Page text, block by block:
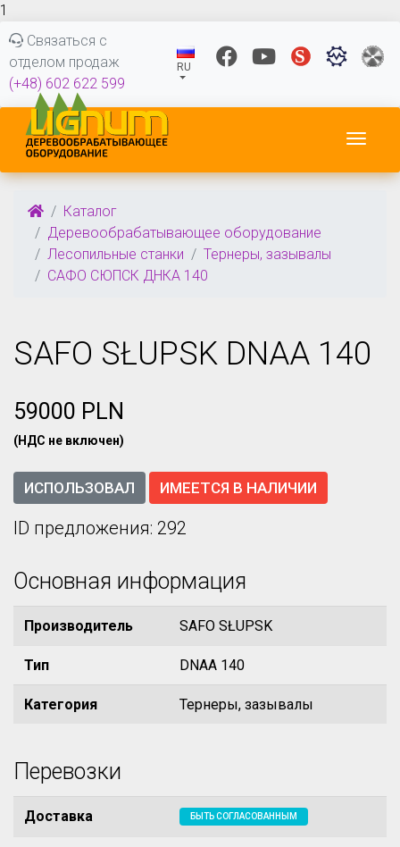
1
Связаться с
отделом продаж
(+48) 602 622 599
RU
Каталог
Деревообрабатывающее оборудование
Лесопильные станки
Тернеры, зазывалы
САФО СЮПСК ДНКА 140
SAFO SŁUPSK DNAA 140
59000 PLN
(НДС не включен)
ИСПОЛЬЗОВАЛ ИМЕЕТСЯ В НАЛИЧИИ
ID предложения: 292
Основная информация
Производитель SAFO SŁUPSK
Тип DNAA 140
Категория Тернеры, зазывалы
Перевозки
Доставка БЫТЬ СОГЛАСОВАННЫМ